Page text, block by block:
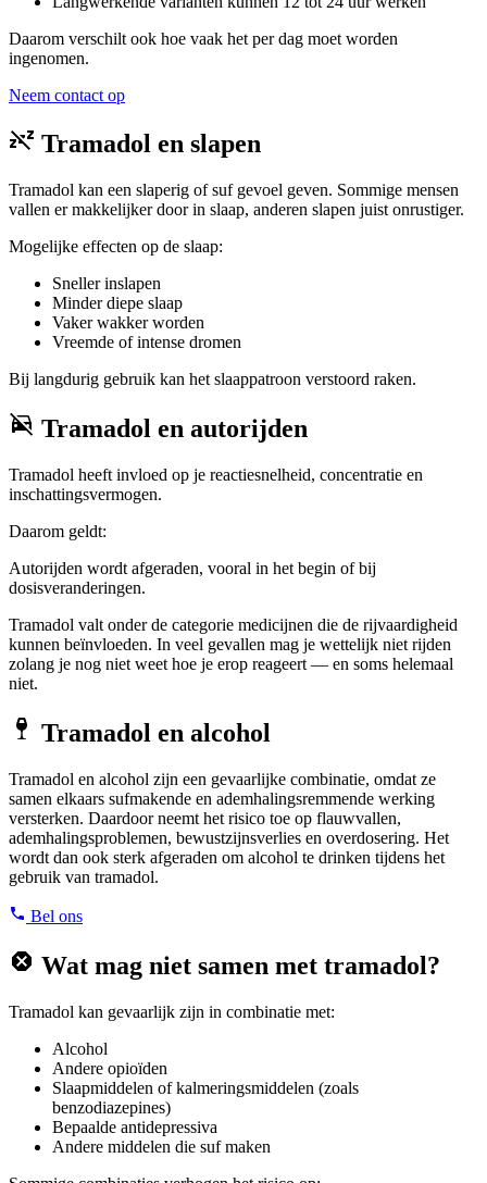
Daarom verschilt ook hoe vaak het per dag moet worden
ingenomen.
Neem contact op
Tramadol en slapen
Tramadol kan een slaperig of suf gevoel geven. Sommige mensen
vallen er makkelijker door in slaap, anderen slapen juist onrustiger.
Mogelijke effecten op de slaap:
Sneller inslapen
Minder diepe slaap
Vaker wakker worden
Vreemde of intense dromen
Bij langdurig gebruik kan het slaappatroon verstoord raken.
Tramadol en autorijden
Tramadol heeft invloed op je reactiesnelheid, concentratie en
inschattingsvermogen.
Daarom geldt:
Autorijden wordt afgeraden, vooral in het begin of bij
dosisveranderingen.
Tramadol valt onder de categorie medicijnen die de rijvaardigheid
kunnen beïnvloeden. In veel gevallen mag je wettelijk niet rijden
zolang je nog niet weet hoe je erop reageert — en soms helemaal
niet.
Tramadol en alcohol
Tramadol en alcohol zijn een gevaarlijke combinatie, omdat ze
samen elkaars sufmakende en ademhalingsremmende werking
versterken. Daardoor neemt het risico toe op flauwvallen,
ademhalingsproblemen, bewustzijnsverlies en overdosering. Het
wordt dan ook sterk afgeraden om alcohol te drinken tijdens het
gebruik van tramadol.
Bel ons
Wat mag niet samen met tramadol?
Tramadol kan gevaarlijk zijn in combinatie met:
Alcohol
Andere opioïden
Slaapmiddelen of kalmeringsmiddelen (zoals
benzodiazepines)
Bepaalde antidepressiva
Andere middelen die suf maken